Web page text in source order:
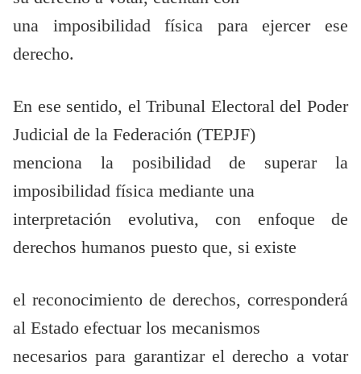
una imposibilidad física para ejercer ese
derecho.
En ese sentido, el Tribunal Electoral del Poder
Judicial de la Federación (TEPJF)
menciona la posibilidad de superar la
imposibilidad física mediante una
interpretación evolutiva, con enfoque de
derechos humanos puesto que, si existe
el reconocimiento de derechos, corresponderá
al Estado efectuar los mecanismos
necesarios para garantizar el derecho a votar